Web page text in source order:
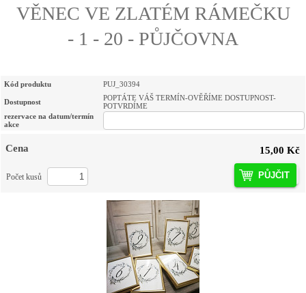
VĚNEC VE ZLATÉM RÁMEČKU
- 1 - 20 - PŮJČOVNA
Kód produktu PUJ_30394
Dostupnost
POPTÁTE VÁŠ TERMÍN-OVĚŘÍME DOSTUPNOST-
POTVRDÍME
rezervace na datum/termín
akce
Cena 15,00 Kč
PŮJČIT
Počet kusů